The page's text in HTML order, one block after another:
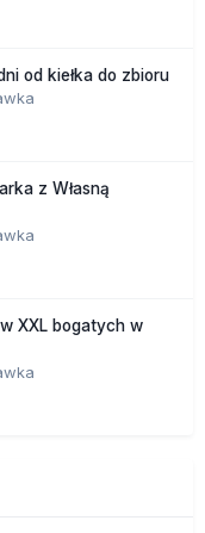
od kiełka do zbioru
z Własną
XXL bogatych w